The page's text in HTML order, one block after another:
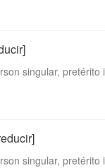
singular, pretérito
singular, pretérito